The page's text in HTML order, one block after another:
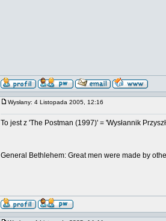
Wysłany: 4 Listopada 2005, 12:16
To jest z 'The Postman (1997)' = 'Wysłannik
General Bethlehem: Great men were made by